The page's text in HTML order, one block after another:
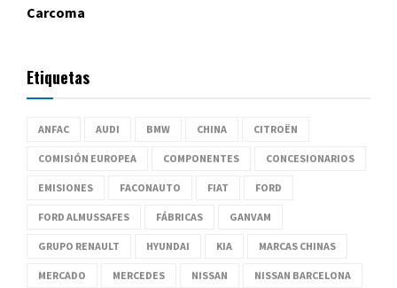
Carcoma
Etiquetas
ANFAC AUDI BMW CHINA CITROËN
COMISIÓN EUROPEA COMPONENTES CONCESIONARIOS
EMISIONES FACONAUTO FIAT FORD
FORD ALMUSSAFES FÁBRICAS GANVAM
GRUPO RENAULT HYUNDAI KIA MARCAS CHINAS
MERCADO MERCEDES NISSAN NISSAN BARCELONA